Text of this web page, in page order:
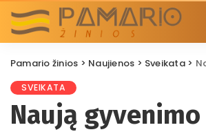
Pamario žinios > Naujienos > Sveikata> Naują
SVEIKATA
Naują